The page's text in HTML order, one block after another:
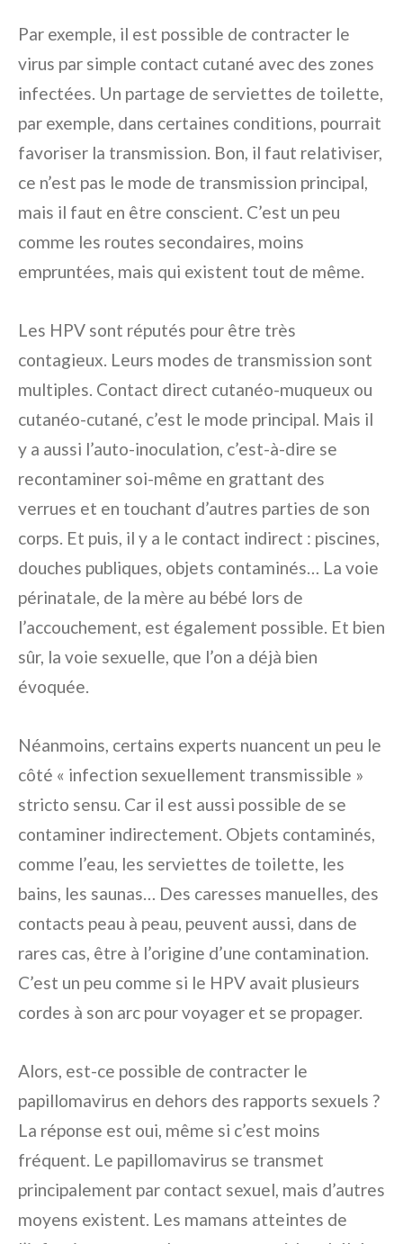
Par exemple, il est possible de contracter le
virus par simple contact cutané avec des zones
infectées. Un partage de serviettes de toilette,
par exemple, dans certaines conditions, pourrait
favoriser la transmission. Bon, il faut relativiser,
ce n’est pas le mode de transmission principal,
mais il faut en être conscient. C’est un peu
comme les routes secondaires, moins
empruntées, mais qui existent tout de même.
Les HPV sont réputés pour être très
contagieux. Leurs modes de transmission sont
multiples. Contact direct cutanéo-muqueux ou
cutanéo-cutané, c’est le mode principal. Mais il
y a aussi l’auto-inoculation, c’est-à-dire se
recontaminer soi-même en grattant des
verrues et en touchant d’autres parties de son
corps. Et puis, il y a le contact indirect : piscines,
douches publiques, objets contaminés… La voie
périnatale, de la mère au bébé lors de
l’accouchement, est également possible. Et bien
sûr, la voie sexuelle, que l’on a déjà bien
évoquée.
Néanmoins, certains experts nuancent un peu le
côté « infection sexuellement transmissible »
stricto sensu. Car il est aussi possible de se
contaminer indirectement. Objets contaminés,
comme l’eau, les serviettes de toilette, les
bains, les saunas… Des caresses manuelles, des
contacts peau à peau, peuvent aussi, dans de
rares cas, être à l’origine d’une contamination.
C’est un peu comme si le HPV avait plusieurs
cordes à son arc pour voyager et se propager.
Alors, est-ce possible de contracter le
papillomavirus en dehors des rapports sexuels ?
La réponse est oui, même si c’est moins
fréquent. Le papillomavirus se transmet
principalement par contact sexuel, mais d’autres
moyens existent. Les mamans atteintes de